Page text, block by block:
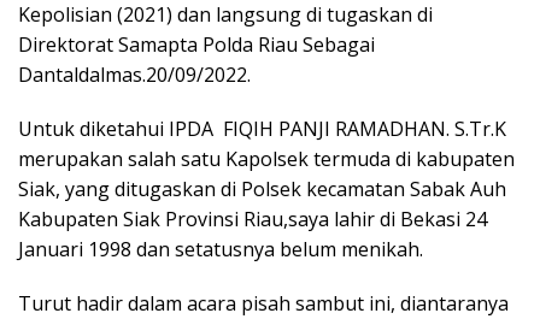
Kepolisian (2021) dan langsung di tugaskan di
Direktorat Samapta Polda Riau Sebagai
Dantaldalmas.20/09/2022.
Untuk diketahui IPDA FIQIH PANJI RAMADHAN. S.Tr.K
merupakan salah satu Kapolsek termuda di kabupaten
Siak, yang ditugaskan di Polsek kecamatan Sabak Auh
Kabupaten Siak Provinsi Riau,saya lahir di Bekasi 24
Januari 1998 dan setatusnya belum menikah.
Turut hadir dalam acara pisah sambut ini, diantaranya